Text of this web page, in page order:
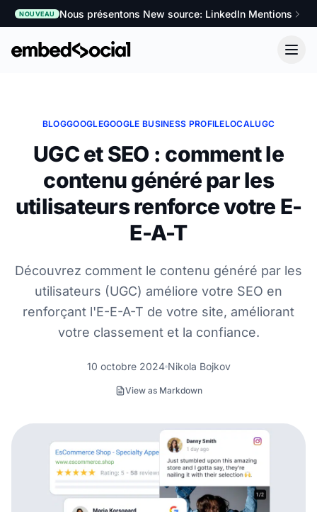
NOUVEAU Nous présentons New source: LinkedIn Mentions
BLOGGOOGLEGOOGLE BUSINESS PROFILELOCALUGC
UGC et SEO : comment le
contenu généré par les
utilisateurs renforce votre E-
E-A-T
Découvrez comment le contenu généré par les
utilisateurs (UGC) améliore votre SEO en
renforçant l'E-E-A-T de votre site, améliorant
votre classement et la confiance.
10 octobre 2024 Nikola Bojkov
View as Markdown